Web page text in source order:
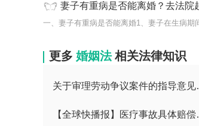
妻子有重病是否能离婚？去法院起诉离婚需要准备哪些材料？妻子
更多 婚姻法 相关法律知识
关于审理劳
【全球快播